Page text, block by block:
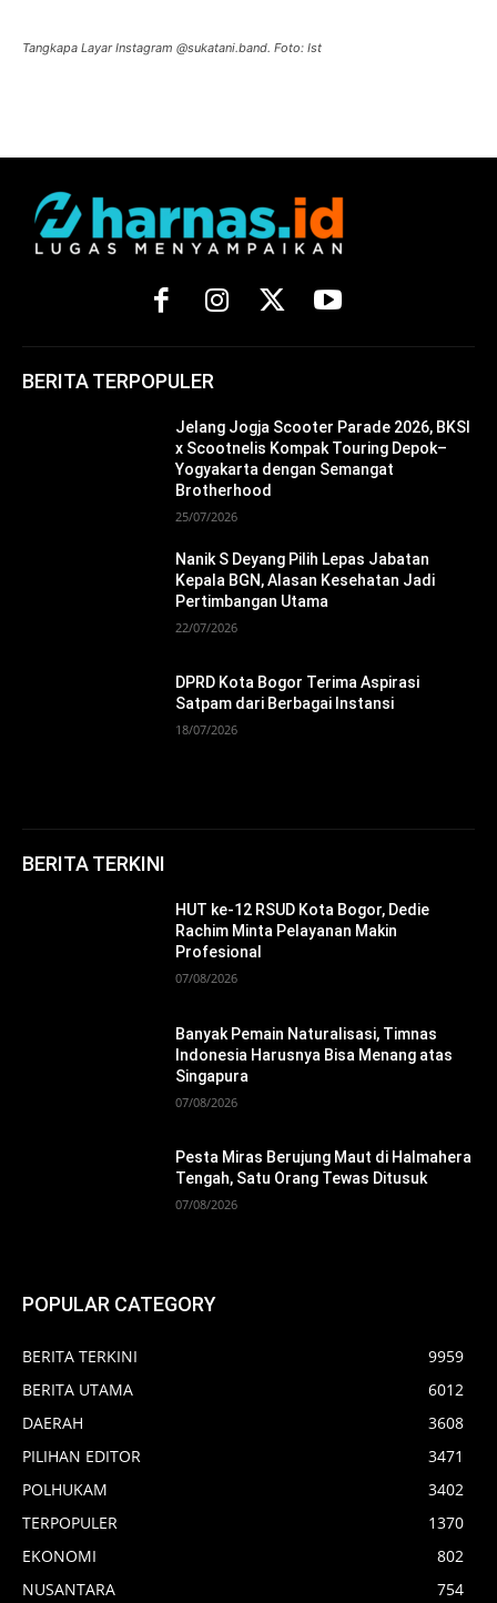
Tangkapa Layar Instagram @sukatani.band. Foto: Ist
BERITA TERPOPULER
Jelang Jogja Scooter Parade 2026, BKSI
x Scootnelis Kompak Touring Depok–
Yogyakarta dengan Semangat
Brotherhood
25/07/2026
Nanik S Deyang Pilih Lepas Jabatan
Kepala BGN, Alasan Kesehatan Jadi
Pertimbangan Utama
22/07/2026
DPRD Kota Bogor Terima Aspirasi
Satpam dari Berbagai Instansi
18/07/2026
BERITA TERKINI
HUT ke-12 RSUD Kota Bogor, Dedie
Rachim Minta Pelayanan Makin
Profesional
07/08/2026
Banyak Pemain Naturalisasi, Timnas
Indonesia Harusnya Bisa Menang atas
Singapura
07/08/2026
Pesta Miras Berujung Maut di Halmahera
Tengah, Satu Orang Tewas Ditusuk
07/08/2026
POPULAR CATEGORY
BERITA TERKINI
9959
BERITA UTAMA
6012
DAERAH
3608
PILIHAN EDITOR
3471
POLHUKAM
3402
TERPOPULER
1370
EKONOMI
802
NUSANTARA
754